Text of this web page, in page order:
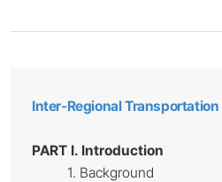
Inter-Regional
PART I. Introduction
1. Background